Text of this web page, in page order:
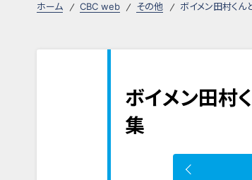
ホーム CBC web その他 ボイメン田村くん
ボイメン田村
集